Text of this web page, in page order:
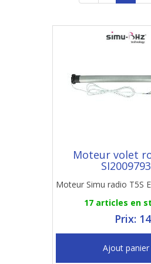
Moteur volet
SI2009793
Moteur Simu radio T5S
17 articles en
Prix:
Ajout panier